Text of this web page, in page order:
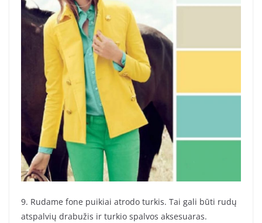
9. Rudame fone puikiai atrodo turkis. Tai gali būti rudų
atspalvių drabužis ir turkio spalvos aksesuaras.